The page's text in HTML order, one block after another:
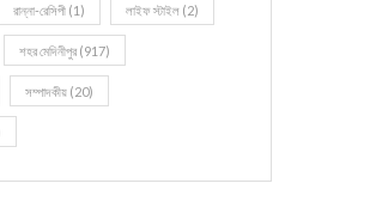
রান্না-রেসিপী (1) লাইফ স্টাইল (2)
শহর মেদিনীপুর (917)
সম্পাদকীয় (20)